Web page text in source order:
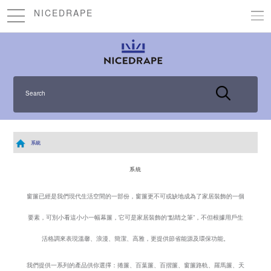
NICEDRAPE
Search
系統
系統
窗簾已經是我們現代生活空間的一部份，窗簾更不可或缺地成為了家居裝飾的一個
要素，可別小看這小小一幅幕簾，它可是家居裝飾的“點睛之筆”，不但根據用戶生
活格調來表現溫馨、浪漫、簡潔、高雅，更提供節省能源及環保功能。
我們提供一系列的產品供你選擇：捲簾、百葉簾、百摺簾、窗簾路軌、羅馬簾、天